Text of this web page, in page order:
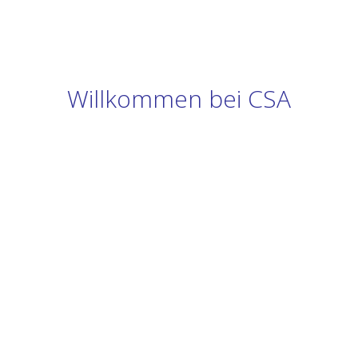
Willkommen bei CSA